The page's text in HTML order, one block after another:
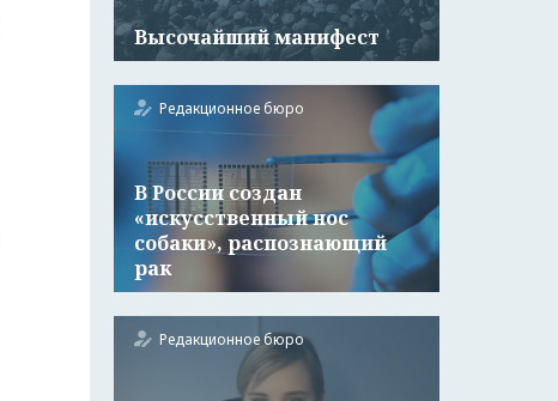
Высочайший манифест
Редакционное бюро
В России создан
«искусственный нос
собаки», распознающий
рак
Редакционное бюро